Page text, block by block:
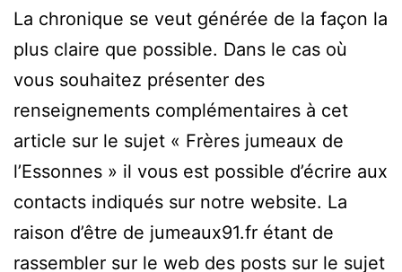
La chronique se veut générée de la façon la
plus claire que possible. Dans le cas où
vous souhaitez présenter des
renseignements complémentaires à cet
article sur le sujet « Frères jumeaux de
l’Essonnes » il vous est possible d’écrire aux
contacts indiqués sur notre website. La
raison d’être de jumeaux91.fr étant de
rassembler sur le web des posts sur le sujet